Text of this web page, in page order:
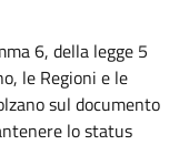
6, della legge 5
le Regioni e le
sul documento
lo status